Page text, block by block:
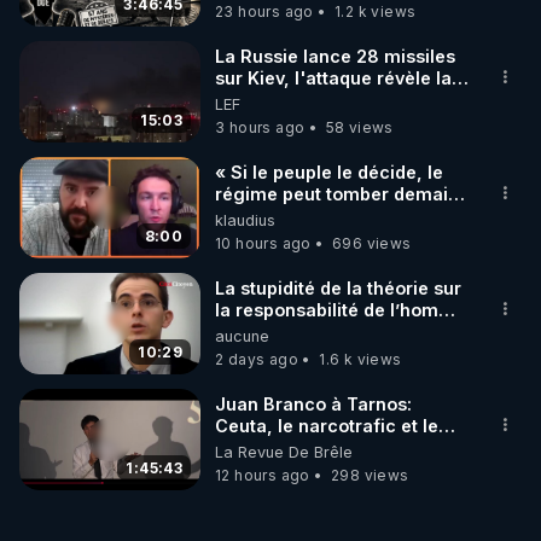
armes électromagnétiques : sont-elles bien réelles
https://tinyurl.com/2p8uurzk
- Episode 3/7 : Discussion sur la question du
ciblage : pourquoi tout cela m’arrive-t-il en
particulier à moi ? : https://tinyurl.com/4ydsc323
- Episode 4/7 : Discussion sur l’hydroxyde de
graphène et les nano particules, ou les chainons
manquants entre tous ces éléments précédents :
quel est le lien entre d’une part les armes
électromagnétiques et mon ciblage en tant
qu’individu avec elles pendant 25 ans, et d’autre
https://tinyurl.com/3rw32krm
- Episode 5/7 : Synthèse : (à venir) (en attendant,
3:46:45 23 hours ago 1.2 k views
15:03
La Russie lance 28 missiles
sur Kiev, l'attaque révèle la
faiblesse de Kiev
LEF
3 hours ago
58 views
8:00
« Si le peuple le décide, le
régime peut tomber demain !
»
klaudius
10 hours ago
696 views
10:29
La stupidité de la théorie sur
la responsabilité de l’homme
concernant le dioxyde de
carbone.
aucune
2 days ago
1.6 k views
1:45:43
Juan Branco à Tarnos:
Ceuta, le narcotrafic et le
pouvoir en France
La Revue De Brêle
12 hours ago
298 views